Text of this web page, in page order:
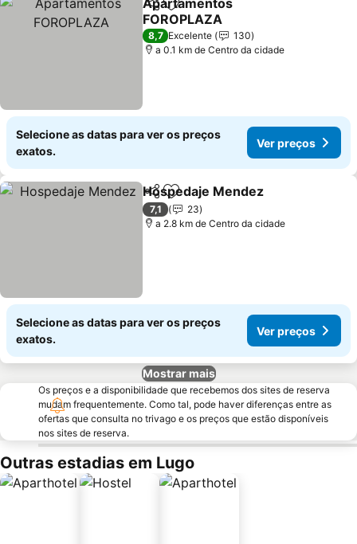
PartilharAdicionar aos favoritos
Apartamentos
FOROPLAZA
Ver preços
8,7 Excelente
130
a 0.1 km de Centro da cidade
Selecione as datas para ver os preços
exatos.
Ver preços
PartilharAdicionar aos favoritos
Hospedaje Mendez
7,1
23
a 2.8 km de Centro da cidade
Selecione as datas para ver os preços
exatos.
Ver preços
Mostrar mais
Os preços e a disponibilidade que recebemos dos sites de reserva
mudam frequentemente. Como tal, pode haver diferenças entre as
ofertas que consulta no trivago e os preços que estão disponíveis
nos sites de reserva.
Outras estadias em Lugo